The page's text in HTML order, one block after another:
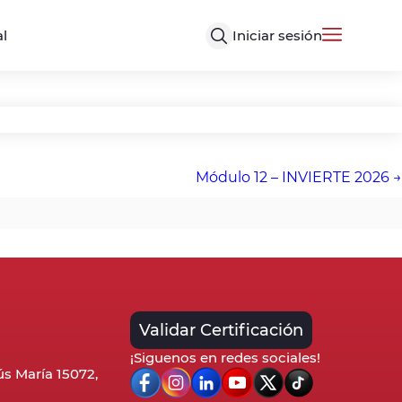
Iniciar sesión
Módulo 12 – INVIERTE 2026
María 15072,
Validar Certificación
¡Siguenos en redes sociales!